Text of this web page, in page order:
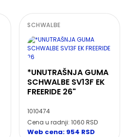
SCHWALBE
*UNUTRAŠNJA GUMA
SCHWALBE SV13F EK
FREERIDE 26"
1010474
Cena u radnji: 1060 RSD
Web cena: 954 RSD